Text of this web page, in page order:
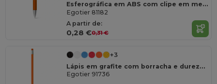
Esferográfica em ABS com clipe em metal
Egotier 81182
A partir de:
0,28 €0,31 €
+3
Lápis em grafite com borracha e dureza HB
Egotier 91736